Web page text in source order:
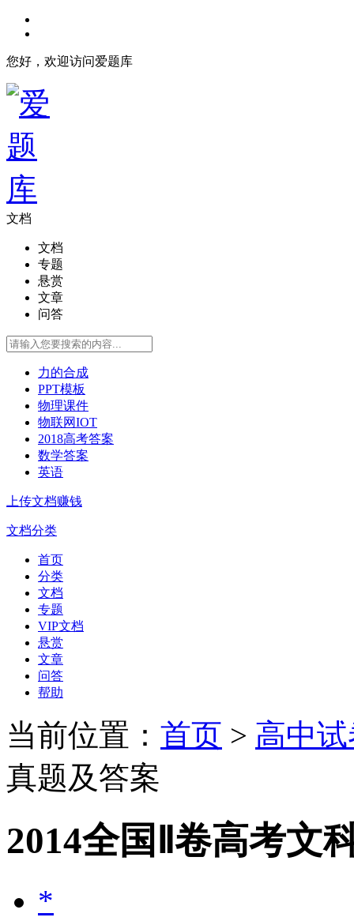
您好，欢迎访问爱题库
文档
文档
专题
悬赏
文章
问答
力的合成
PPT模板
物理课件
物联网IOT
2018高考答案
数学答案
英语
上传文档赚钱
文档分类
首页
分类
文档
专题
VIP文档
悬赏
文章
问答
帮助
当前位置： 首页 > 高中
真题及答案
2014全国Ⅱ卷高考文
*